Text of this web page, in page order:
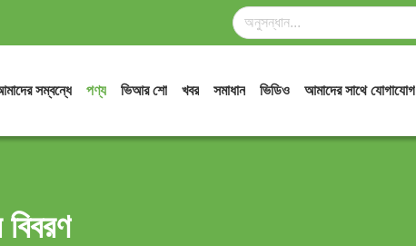
সম্বন্ধে পণ্য ভিআর শো খবর সমাধান ভিডিও আমাদের সাথে যোগাযোগ